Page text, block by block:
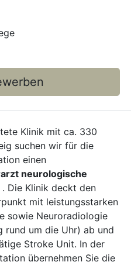
Klinik mit ca. 330
suchen wir für die
einen
neurologische
. Die Klinik deckt den
mit leistungsstarken
sowie Neuroradiologie
rund um die Uhr) ab und
Stroke Unit. In der
übernehmen Sie die